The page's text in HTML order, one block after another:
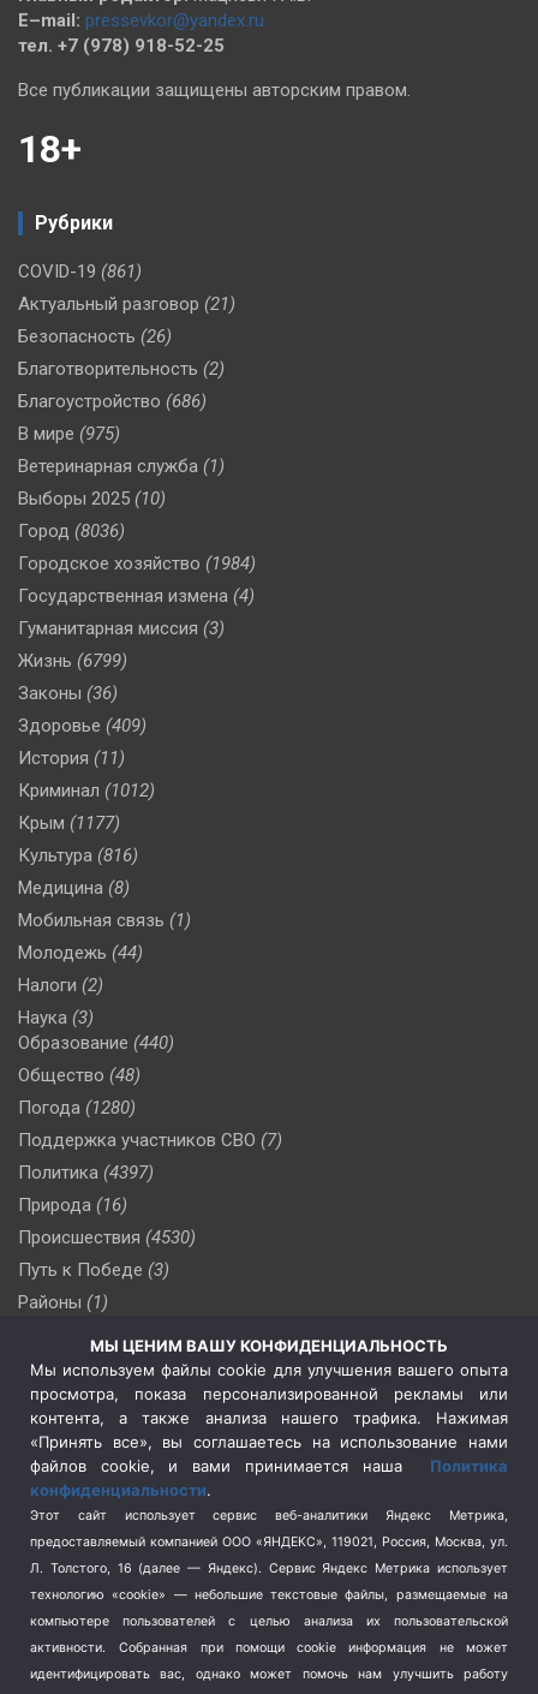
E–mail: pressevkor@yandex.ru
тел. +7 (978) 918-52-25
Все публикации защищены авторским правом.
18+
Рубрики
COVID-19 (861)
Актуальный разговор (21)
Безопасность (26)
Благотворительность (2)
Благоустройство (686)
В мире (975)
Ветеринарная служба (1)
Выборы 2025 (10)
Город (8036)
Городское хозяйство (1984)
Государственная измена (4)
Гуманитарная миссия (3)
Жизнь (6799)
Законы (36)
Здоровье (409)
История (11)
Криминал (1012)
Крым (1177)
Культура (816)
Медицина (8)
Мобильная связь (1)
Молодежь (44)
Налоги (2)
Наука (3)
Образование (440)
Общество (48)
Погода (1280)
Поддержка участников СВО (7)
Политика (4397)
Природа (16)
Происшествия (4530)
Путь к Победе (3)
Районы (1)
(510)
Сельское хозяйство (3)
Социальная политика
(3)
Спецоперация в Украине
Спецоперация на Украине
(404)
Спорт (740)
Терроризм (1)
Транспорт (262)
Туризм (178)
Флот (76)
МЫ ЦЕНИМ ВАШУ КОНФИДЕНЦИАЛЬНОСТЬ
Мы используем файлы cookie для улучшения вашего опыта
просмотра, показа персонализированной рекламы или
контента, а также анализа нашего трафика. Нажимая
«Принять все», вы соглашаетесь на использование нами
файлов cookie, и вами принимается наша Политика
конфиденциальности.
Этот сайт использует сервис веб-аналитики Яндекс Метрика,
предоставляемый компанией ООО «ЯНДЕКС», 119021, Россия, Москва, ул.
Л. Толстого, 16 (далее — Яндекс). Сервис Яндекс Метрика использует
технологию «cookie» — небольшие текстовые файлы, размещаемые на
компьютере пользователей с целью анализа их пользовательской
активности.
Собранная при помощи cookie информация не может
идентифицировать вас, однако может помочь нам улучшить работу